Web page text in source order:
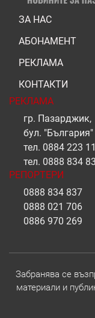
ЗА НАС
АБОНАМЕНТ
РЕКЛАМА
КОНТАКТИ
РЕКЛАМА
гр. Пазарджик,
бул. "България"
тел. 0884 223
тел. 0888 834
РЕПОРТЕРИ
0888 834 837
0888 021 706
0886 970 269
Забранява се
материали и